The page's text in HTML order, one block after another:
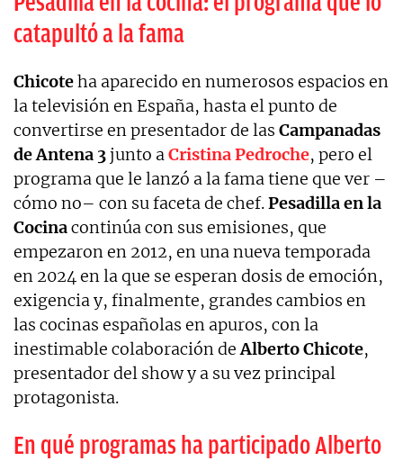
catapultó a la fama
Chicoteha aparecido en numerosos espacios en
la televisión en España, hasta el punto de
convertirse en presentador de las Campanadas
de Antena 3junto aCristina Pedroche, pero el
programa que le lanzó a la fama tiene que ver –
cómo no– con su faceta de chef.Pesadilla en la
Cocinacontinúa con sus emisiones, que
empezaron en 2012, en una nueva temporada
en 2024 en la que se esperan dosis de emoción,
exigencia y, finalmente, grandes cambios en
las cocinas españolas en apuros, con la
inestimable colaboración deAlberto Chicote,
presentador del show y a su vez principal
protagonista.
En qué programas ha participado Alberto